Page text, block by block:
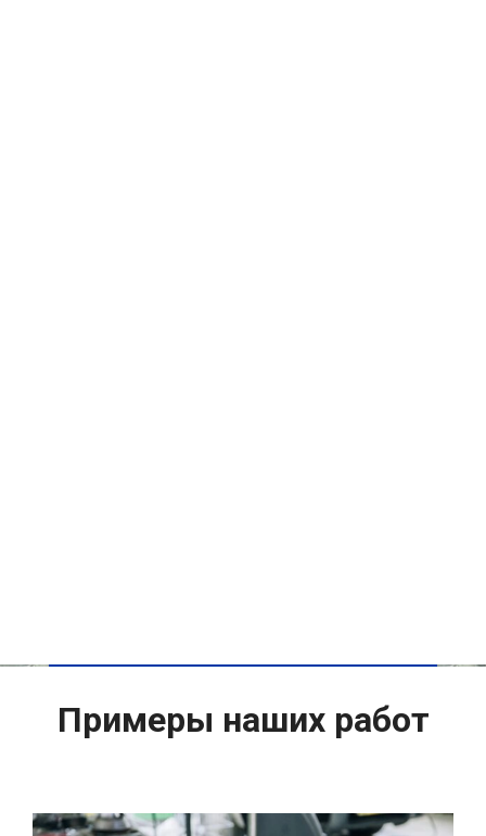
Примеры наших работ